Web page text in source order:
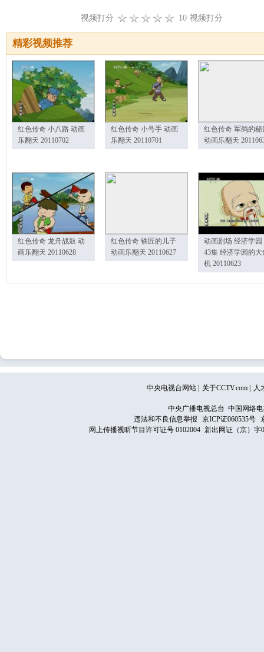
视频打分 10 视频打分
精彩视频推荐
红色传奇 小八路 动画
乐翻天 20110702
红色传奇 小号手 动画
乐翻天 20110701
红色传奇 军鸽的秘
动画乐翻天
红色传奇 龙舟战鼓 动
画乐翻天 20110628
红色传奇 铁匠的儿子
动画乐翻天 20110627
动画剧场 经济学园
43集 经济学园的大
机 20110623
中央电视台网站 关于CCTV.com 人
中央广播电视总台 中国网络
违法和不良信息举报
京ICP证060535号
网上传播视听节目许可证号 0102004 新出网证（京）